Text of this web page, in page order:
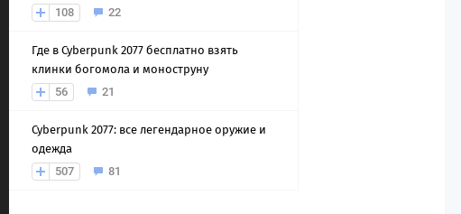
108
22
Где в Cyberpunk 2077 бесплатно взять
клинки богомола и моноструну
56
21
Cyberpunk 2077: все легендарное оружие и
одежда
507
81